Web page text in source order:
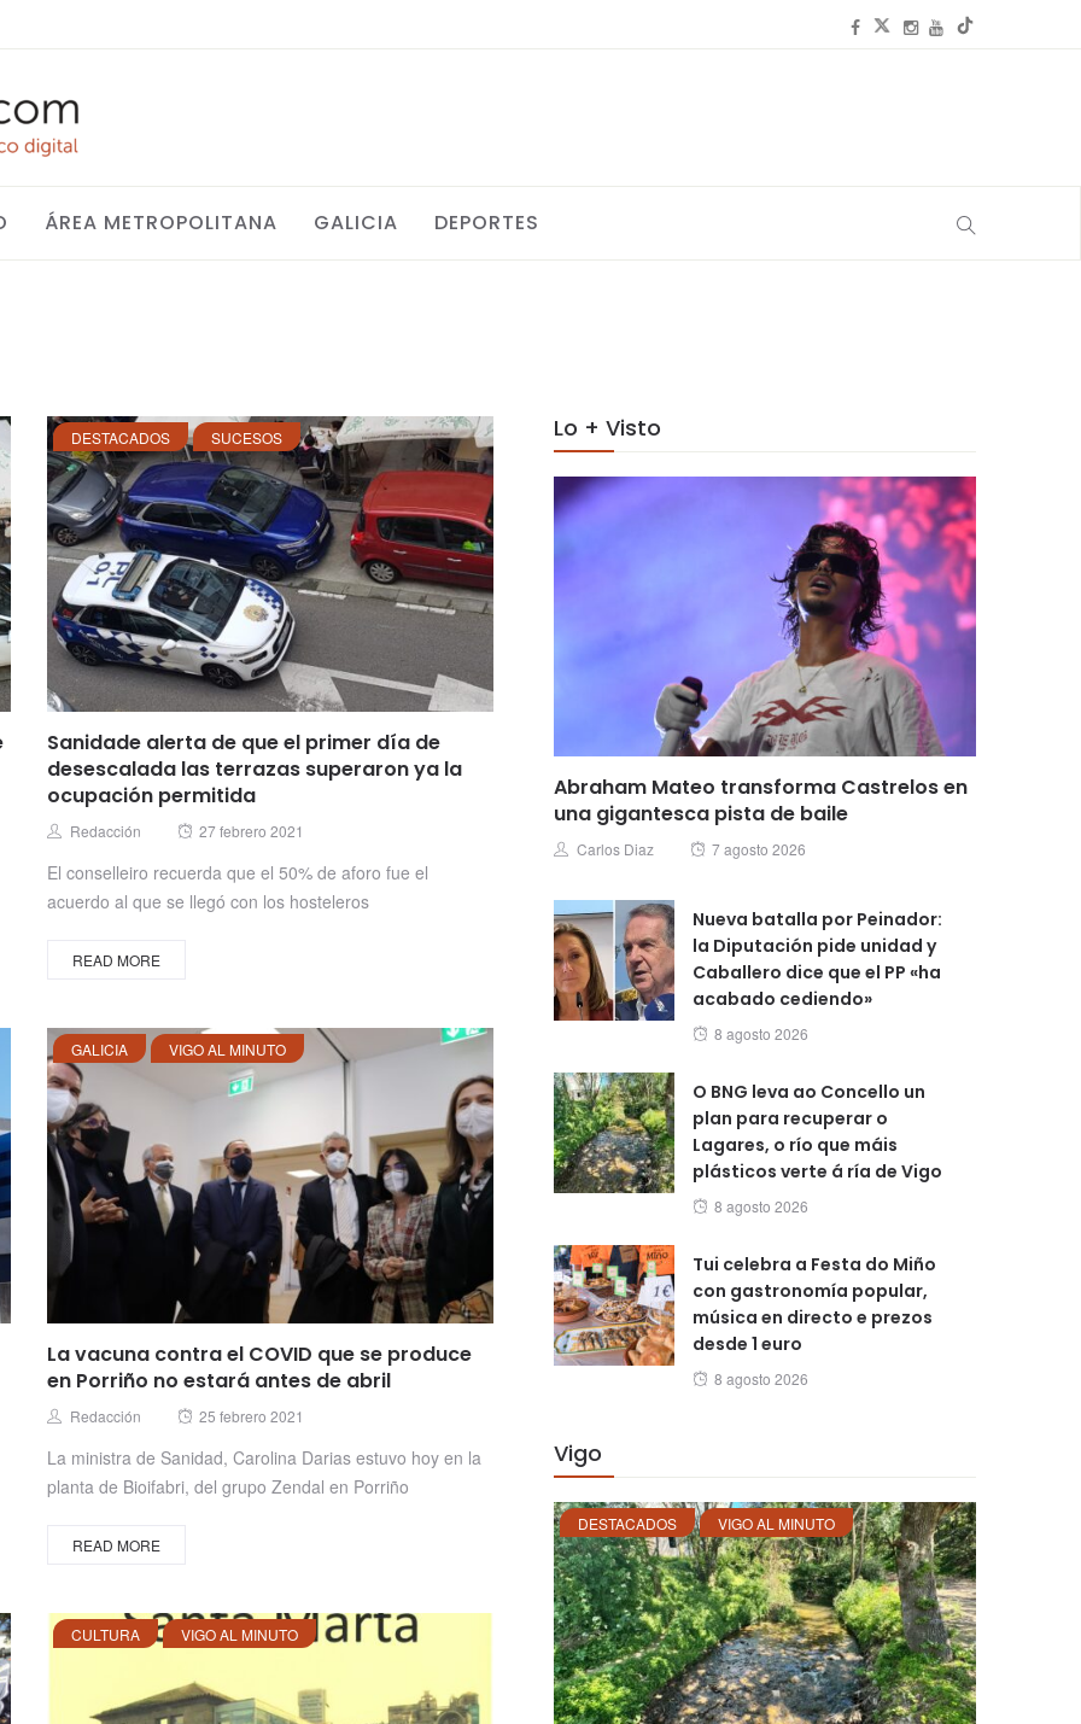
ÁREA METROPOLITANA GALICIA DEPORTES
DESTACADOS SUCESOS
Sanidade alerta de que el primer día de
desescalada las terrazas superaron ya la
ocupación permitida
Author
Redacción
Posted
27 febrero 2021
El conselleiro recuerda que el 50% de aforo fue el
acuerdo al que se llegó con los hosteleros
READ MORE
GALICIA VIGO AL MINUTO
La vacuna contra el COVID que se produce
en Porriño no estará antes de abril
Author
Redacción
Posted
25 febrero 2021
La ministra de Sanidad, Carolina Darias estuvo hoy en la
planta de Bioifabri, del grupo Zendal en Porriño
READ MORE
CULTURA VIGO AL MINUTO
Lo + Visto
Abraham Mateo transforma Castrelos en
una gigantesca pista de baile
Author
Carlos Diaz
Posted
7 agosto 2026
Nueva batalla por Peinador:
la Diputación pide unidad y
Caballero dice que el PP «ha
acabado cediendo»
Posted
8 agosto 2026
O BNG leva ao Concello un
plan para recuperar o
Lagares, o río que máis
plásticos verte á ría de Vigo
Posted
8 agosto 2026
Tui celebra a Festa do Miño
con gastronomía popular,
música en directo e prezos
desde 1 euro
Posted
8 agosto 2026
Vigo
DESTACADOS VIGO AL MINUTO